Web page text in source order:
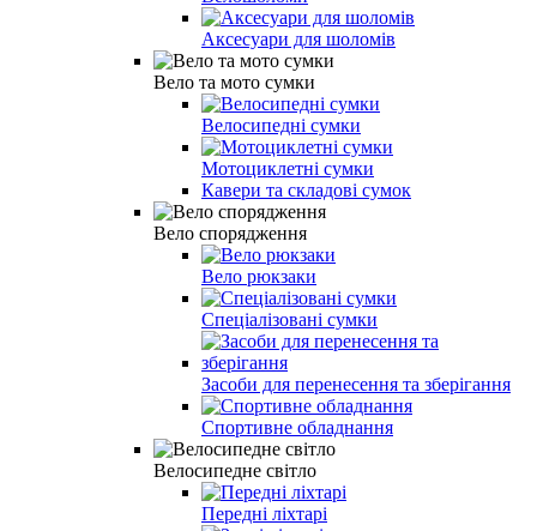
Аксесуари для шоломів
Вело та мото сумки
Велосипедні сумки
Мотоциклетні сумки
Кавери та складові сумок
Вело спорядження
Вело рюкзаки
Спеціалізовані сумки
Засоби для перенесення та зберігання
Спортивне обладнання
Велосипедне світло
Передні ліхтарі